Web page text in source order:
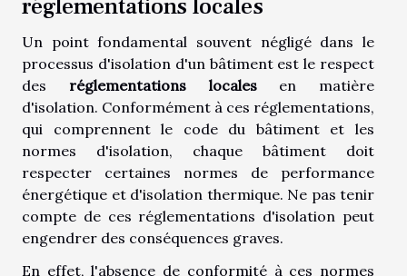
réglementations locales
Un point fondamental souvent négligé dans le
processus d'isolation d'un bâtiment est le respect
des réglementations localesen matière
d'isolation. Conformément à ces réglementations,
qui comprennent le code du bâtiment et les
normes d'isolation, chaque bâtiment doit
respecter certaines normes de performance
énergétique et d'isolation thermique. Ne pas tenir
compte de ces réglementations d'isolation peut
engendrer des conséquences graves.
En effet, l'absence de conformité à ces normes